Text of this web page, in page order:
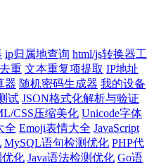
ip归属地查询 html/js转换器工
重 文本重复项提取 IP地址
器 随机密码生成器 我的设备
试 JSON格式化解析与验证
CSS压缩美化 Unicode字体
全 Emoji表情大全 JavaScript
MySQL语句检测优化 PHP代
优化 Java语法检测优化 Go语